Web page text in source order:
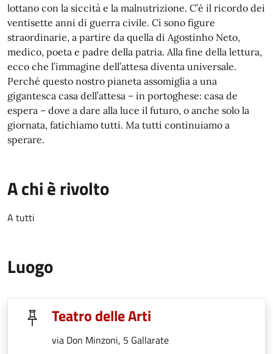
lottano con la siccità e la malnutrizione. C’è il ricordo dei
ventisette anni di guerra civile. Ci sono figure
straordinarie, a partire da quella di Agostinho Neto,
medico, poeta e padre della patria. Alla fine della lettura,
ecco che l’immagine dell’attesa diventa universale.
Perché questo nostro pianeta assomiglia a una
gigantesca casa dell’attesa – in portoghese: casa de
espera – dove a dare alla luce il futuro, o anche solo la
giornata, fatichiamo tutti. Ma tutti continuiamo a
sperare.
A chi è rivolto
A tutti
Luogo
Teatro delle Arti
via Don Minzoni, 5 Gallarate